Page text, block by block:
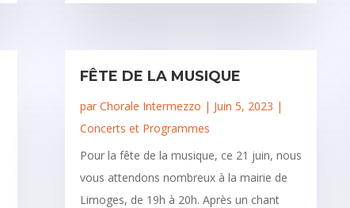
FÊTE DE LA MUSIQUE
par Chorale Intermezzo | Juin 5, 2023 |
Concerts et Programmes
Pour la fête de la musique, ce 21 juin, nous
vous attendons nombreux à la mairie de
Limoges, de 19h à 20h. Après un chant